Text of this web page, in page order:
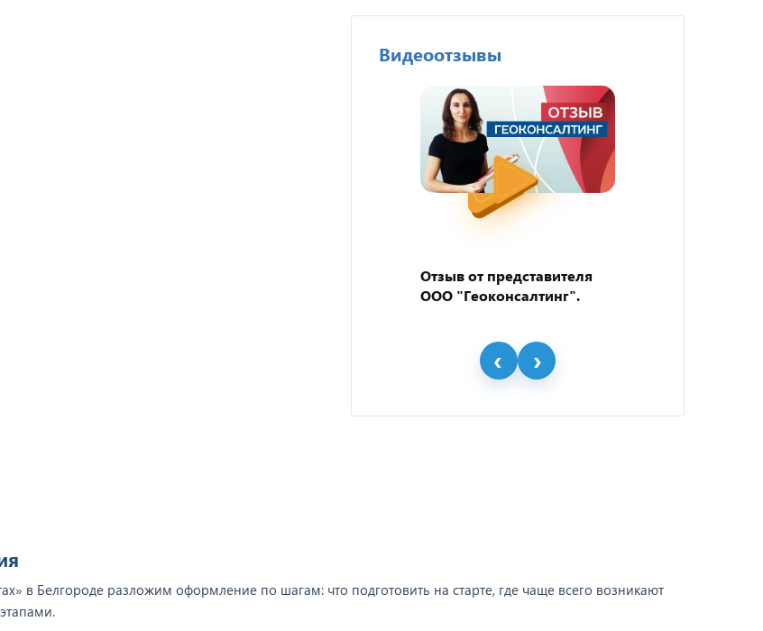
Видеоотзывы
Отзыв от представителя
ООО "Геоконсалтинг".
в Белгороде разложим оформление по шагам: что подготовить на старте, где чаще всего возникают